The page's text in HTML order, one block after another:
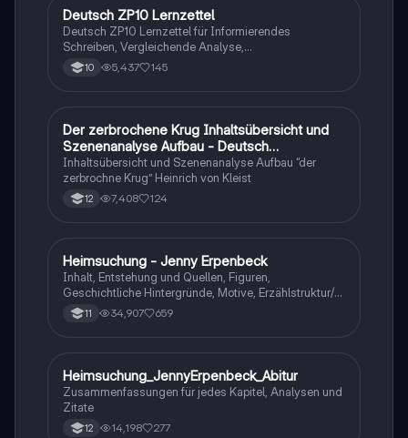
Deutsch
Deutsch ZP10 Lernzettel
Deutsch ZP10 Lernzettel für Informierendes
Schreiben, Vergleichende Analyse,
Sachtexte/Roman/Gedicht..
10 5,437 145
Deutsch
Der zerbrochene Krug Inhaltsübersicht und
Szenenanalyse Aufbau - Deutsch
Q1/Q2/Abitur
Inhaltsübersicht und Szenenanalyse Aufbau “der
zerbrochne Krug” Heinrich von Kleist
12 7,408 124
Deutsch
Heimsuchung - Jenny Erpenbeck
Inhalt, Entstehung und Quellen, Figuren,
Geschichtliche Hintergründe, Motive, Erzählstruktur/-
stil 11 34,907 659
Deutsch
Heimsuchung_JennyErpenbeck_Abitur
Zusammenfassungen für jedes Kapitel, Analysen und
Zitate
12 14,198 277